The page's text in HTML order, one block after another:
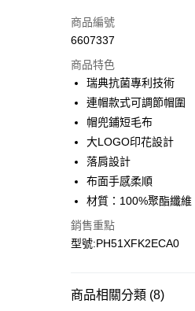
信用卡一次付款
Apple Pay
悠遊付
Google Pay
運送方式
每筆NT$90，滿NT$899(
每筆NT$399，滿
商品編號
6607337
商品特色
瑞典抗菌專利技術
連帽款式可調節帽圍
帽兜鋪短毛布
大LOGO印花設計
落肩設計
布面手感柔順
材質：100%聚酯纖維
銷售重點
型號:PH51XFK2ECA0
商品相關分類 (8)